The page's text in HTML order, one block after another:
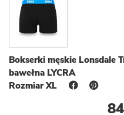
Bokserki męskie Lonsdale
bawełna LYCRA
Rozmiar XL
84